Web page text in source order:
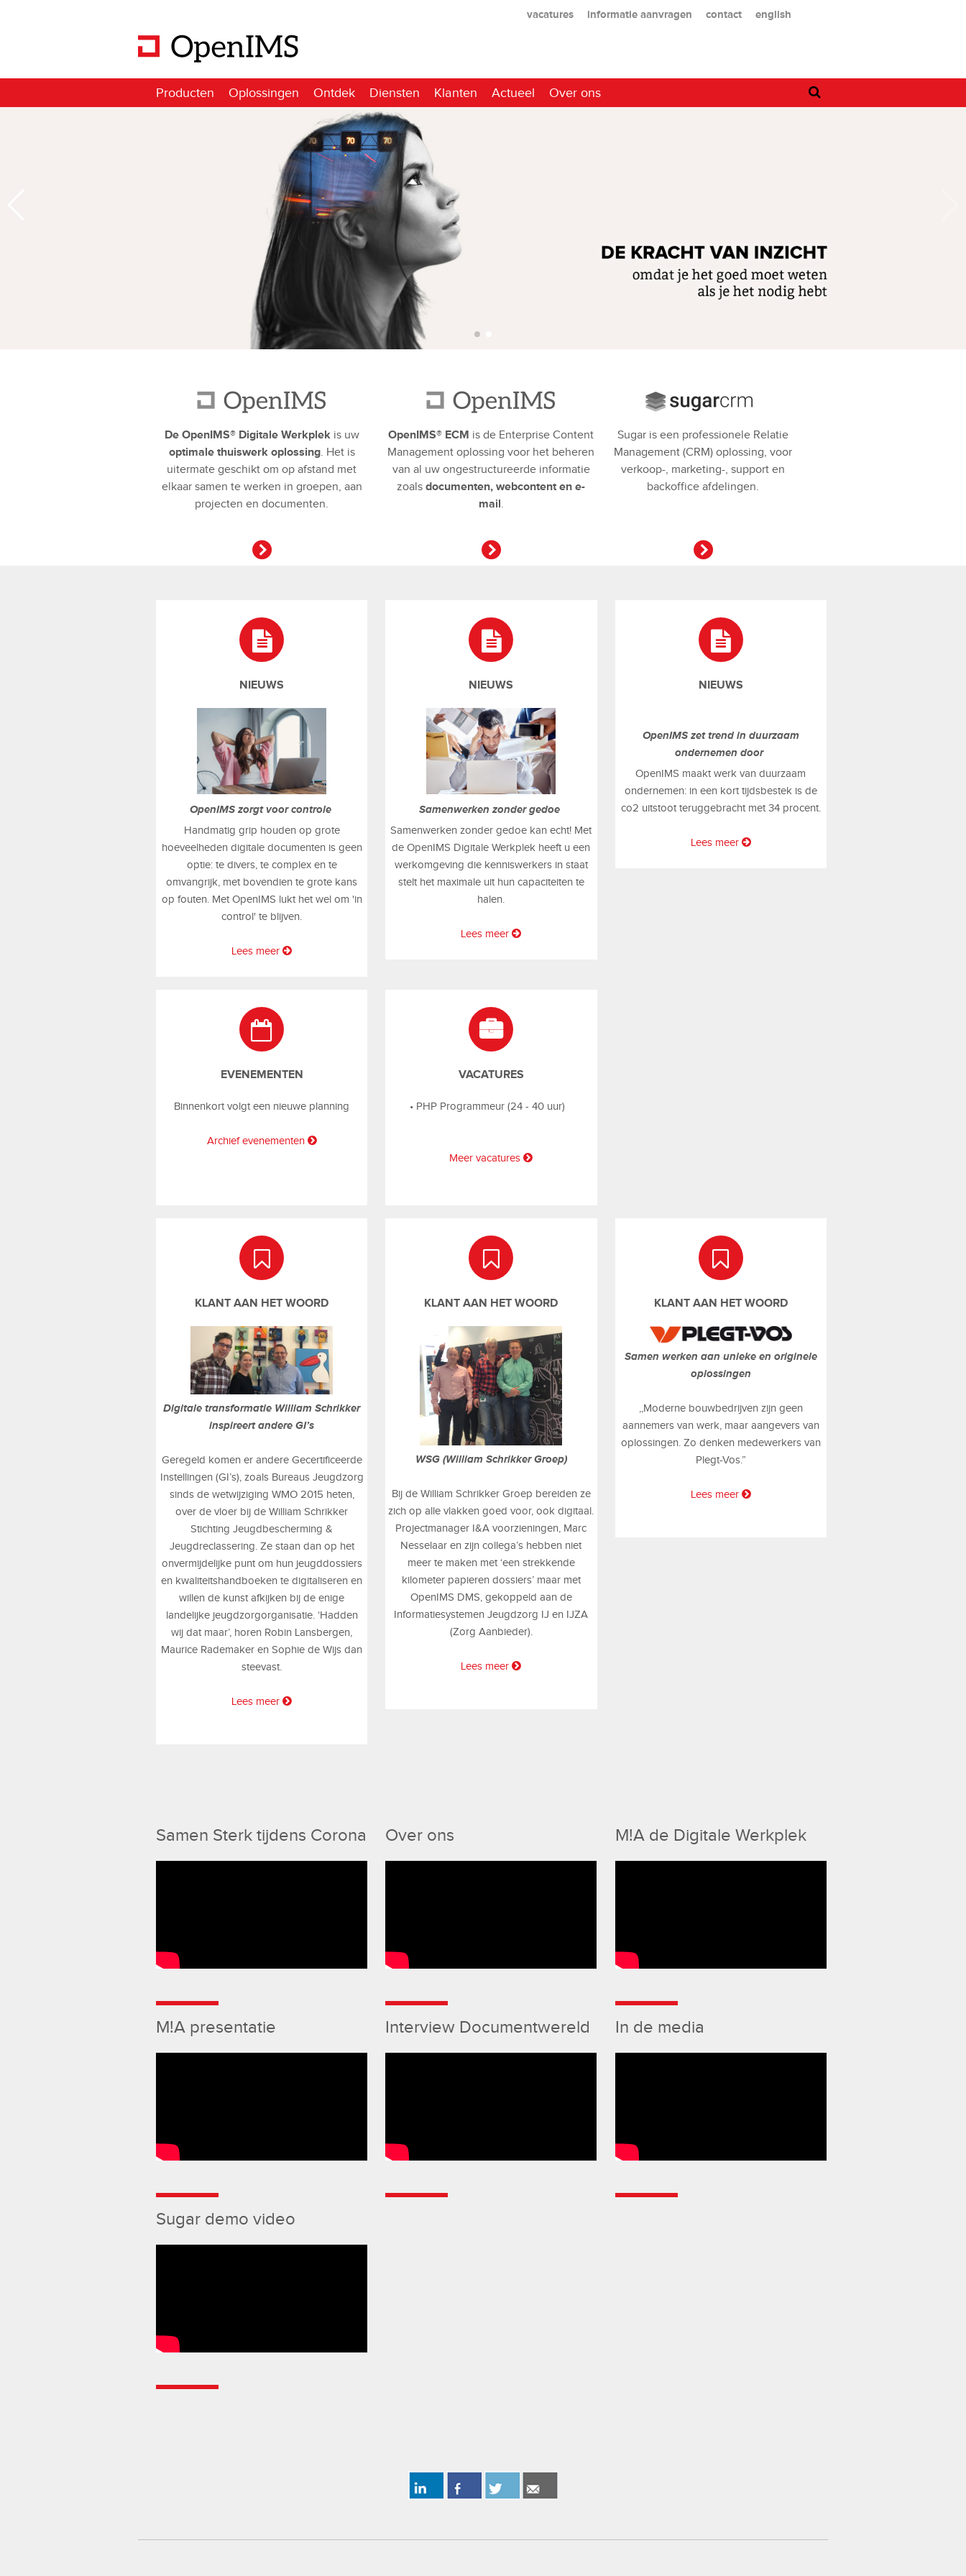
De OpenIMS® Digitale Werkplek is uw
optimale thuiswerk oplossing. Het is
uitermate geschikt om op afstand met
elkaar samen te werken in groepen, aan
projecten en documenten.
OpenIMS® ECM is de Enterprise Content
Management oplossing voor het beheren
van al uw ongestructureerde informatie
zoalsdocumenten, webcontent en e-
mail
Sugar is een professionele Relatie
Management (CRM) oplossing, voor
verkoop-, marketing-, support en
backoffice afdelingen.
NIEUWS
OpenIMS zorgt voor controle
Handmatig grip houden op grote
hoeveelheden digitale documenten is geen
optie: te divers, te complex en te
omvangrijk, met bovendien te grote kans
op fouten. Met OpenIMS lukt het wel om 'in
control' te blijven.
Lees meer
NIEUWS
Samenwerken zonder gedoe
Samenwerken zonder gedoe kan echt! Met
de OpenIMS Digitale Werkplek heeft u een
werkomgeving die kenniswerkers in staat
stelt het maximale uit hun capaciteiten te
halen.
Lees meer
NIEUWS
OpenIMS zet trend in duurzaam
ondernemen door
OpenIMS maakt werk van duurzaam
ondernemen: in een kort tijdsbestek is de
co2 uitstoot teruggebracht met 34 procent.
Lees meer
EVENEMENTEN
Binnenkort volgt een nieuwe planning
Archief evenementen
VACATURES
• PHP Programmeur (24 - 40 uur)
Meer vacatures
KLANT AAN HET WOORD
Digitale transformatie William Schrikker
inspireert andere GI’s
Geregeld komen er andere Gecertificeerde
Instellingen (GI’s), zoals Bureaus Jeugdzorg
sinds de wetwijziging WMO 2015 heten,
over de vloer bij de William Schrikker
Stichting Jeugdbescherming &
Jeugdreclassering. Ze staan dan op het
onvermijdelijke punt om hun jeugddossiers
en kwaliteitshandboeken te digitaliseren en
willen de kunst afkijken bij de enige
landelijke jeugdzorgorganisatie. ‘Hadden
wij dat maar’, horen Robin Lansbergen,
Maurice Rademaker en Sophie de Wijs dan
steevast.
Lees meer
KLANT AAN HET WOORD
WSG (William Schrikker Groep)
Bij de William Schrikker Groep bereiden ze
zich op alle vlakken goed voor, ook digitaal.
Projectmanager I&A voorzieningen, Marc
Nesselaar en zijn collega’s hebben niet
meer te maken met ‘een strekkende
kilometer papieren dossiers’ maar met
OpenIMS DMS, gekoppeld aan de
Informatiesystemen Jeugdzorg IJ en IJZA
(Zorg Aanbieder).
Lees meer
KLANT AAN HET WOORD
Samen werken aan unieke en originele
oplossingen
,,Moderne bouwbedrijven zijn geen
aannemers van werk, maar aangevers van
oplossingen. Zo denken medewerkers van
Plegt-Vos.”
Lees meer
Samen Sterk tijdens Corona Over ons M!A de Digitale Werkplek
M!A presentatie Interview Documentwereld In de media
Sugar demo video
vacatures informatie aanvragen contact english
Producten Oplossingen Ontdek Diensten Klanten Actueel Over ons